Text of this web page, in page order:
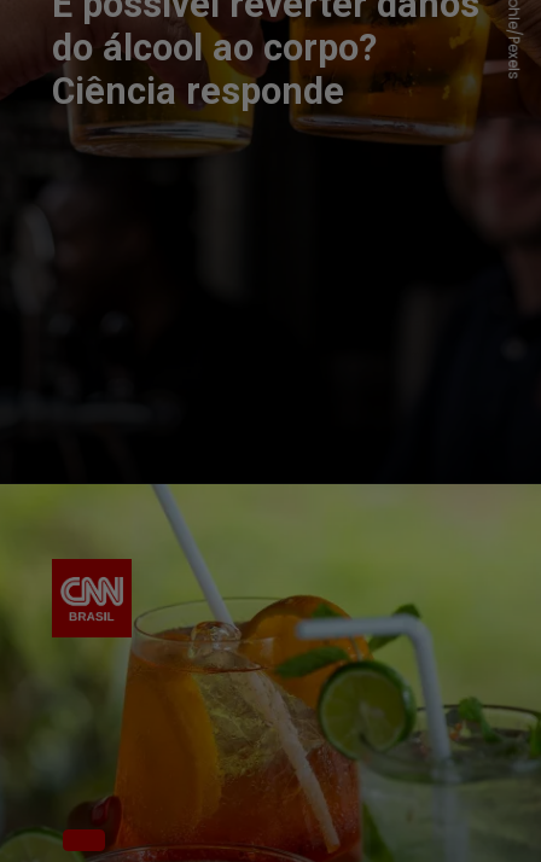
do álcool ao corpo?
Ciência responde